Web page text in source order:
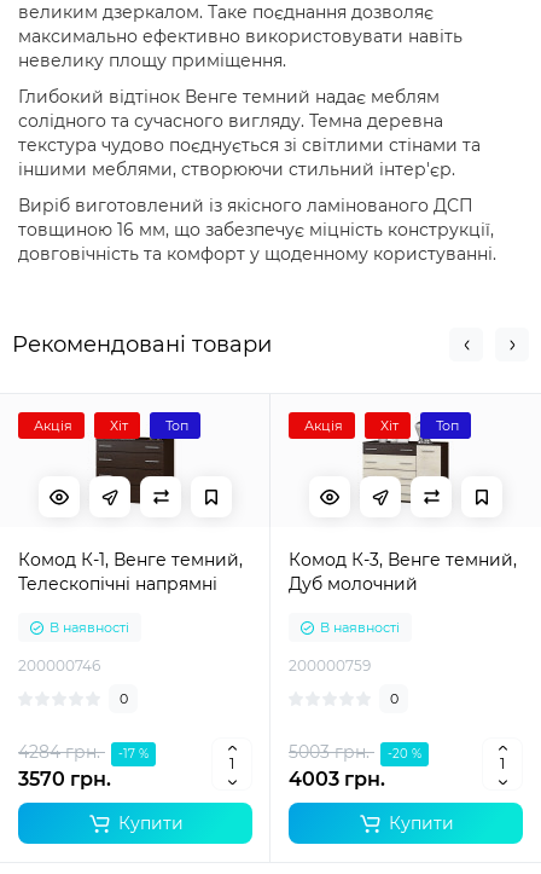
великим дзеркалом. Таке поєднання дозволяє
максимально ефективно використовувати навіть
невелику площу приміщення.
Глибокий відтінок Венге темний надає меблям
солідного та сучасного вигляду. Темна деревна
текстура чудово поєднується зі світлими стінами та
іншими меблями, створюючи стильний інтер'єр.
Виріб виготовлений із якісного ламінованого ДСП
товщиною 16 мм, що забезпечує міцність конструкції,
довговічність та комфорт у щоденному користуванні.
Рекомендовані товари
Акція Хіт Топ
Комод К-1, Венге темний,
Телескопічні напрямні
В наявності
200000746
0
4284 грн. -17 %
3570 грн.
Купити
Акція Хіт Топ
Комод К-3, Венге темний,
Дуб молочний
В наявності
200000759
0
5003 грн. -20 %
4003 грн.
Купити